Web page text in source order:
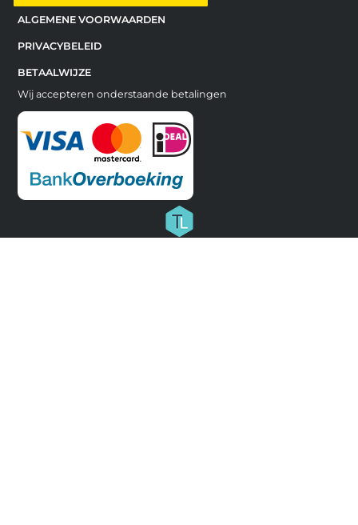
ALGEMENE VOORWAARDEN
PRIVACYBELEID
BETAALWIJZE
Wij accepteren onderstaande betalingen